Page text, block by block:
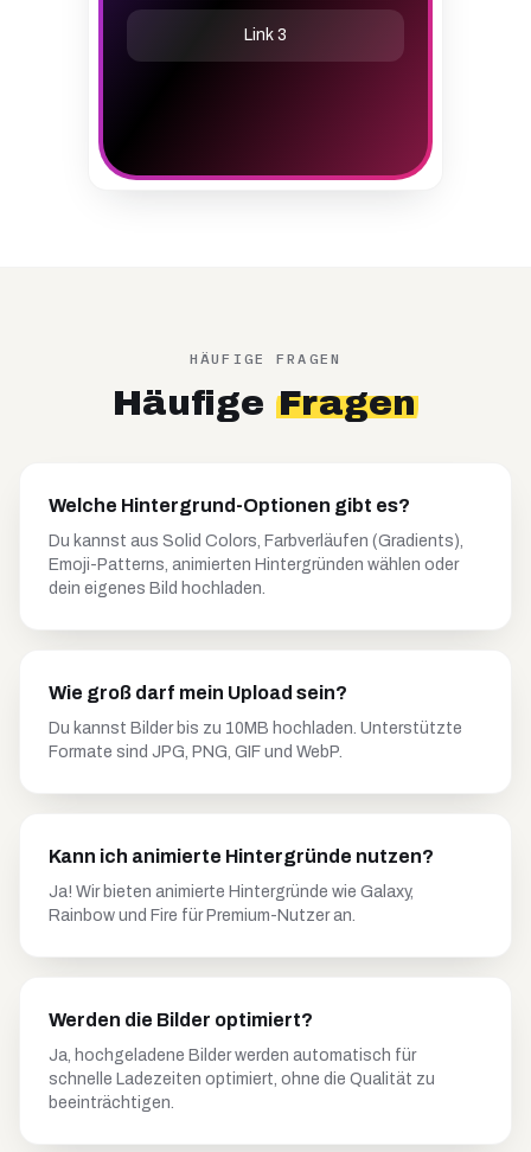
Link 3
HÄUFIGE FRAGEN
Häufige Fragen
Welche Hintergrund-Optionen gibt es?
Du kannst aus Solid Colors, Farbverläufen (Gradients),
Emoji-Patterns, animierten Hintergründen wählen oder
dein eigenes Bild hochladen.
Wie groß darf mein Upload sein?
Du kannst Bilder bis zu 10MB hochladen. Unterstützte
Formate sind JPG, PNG, GIF und WebP.
Kann ich animierte Hintergründe nutzen?
Ja! Wir bieten animierte Hintergründe wie Galaxy,
Rainbow und Fire für Premium-Nutzer an.
Werden die Bilder optimiert?
Ja, hochgeladene Bilder werden automatisch für
schnelle Ladezeiten optimiert, ohne die Qualität zu
beeinträchtigen.